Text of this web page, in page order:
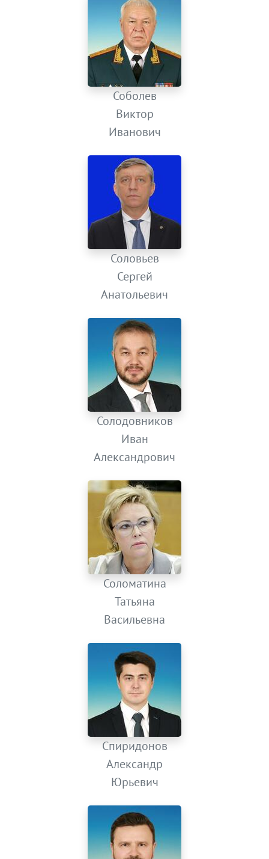
Соболев
Виктор
Иванович
Соловьев
Сергей
Анатольевич
Солодовников
Иван
Александрович
Соломатина
Татьяна
Васильевна
Спиридонов
Александр
Юрьевич